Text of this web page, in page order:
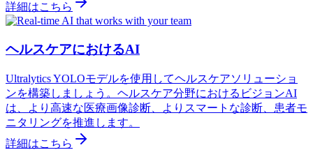
詳細はこちら
ヘルスケアにおけるAI
Ultralytics YOLOモデルを使用してヘルスケアソリューショ
ンを構築しましょう。ヘルスケア分野におけるビジョンAI
は、より高速な医療画像診断、よりスマートな診断、患者モ
ニタリングを推進します。
詳細はこちら